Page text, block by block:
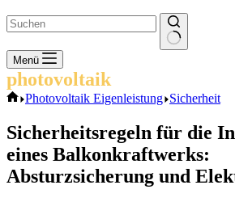
Keine
Ergebnisse
Menü
photovoltaik
Start
Photovoltaik Eigenleistung Sicherheit
Sicherheitsregeln für die
eines Balkonkraftwerks:
Absturzsicherung und